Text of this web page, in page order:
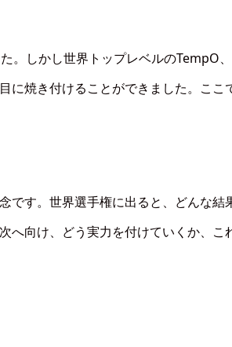
。しかし世界トップレベルのTempO
に焼き付けることができました。ここ
です。世界選手権に出ると、どんな結
へ向け、どう実力を付けていくか、こ